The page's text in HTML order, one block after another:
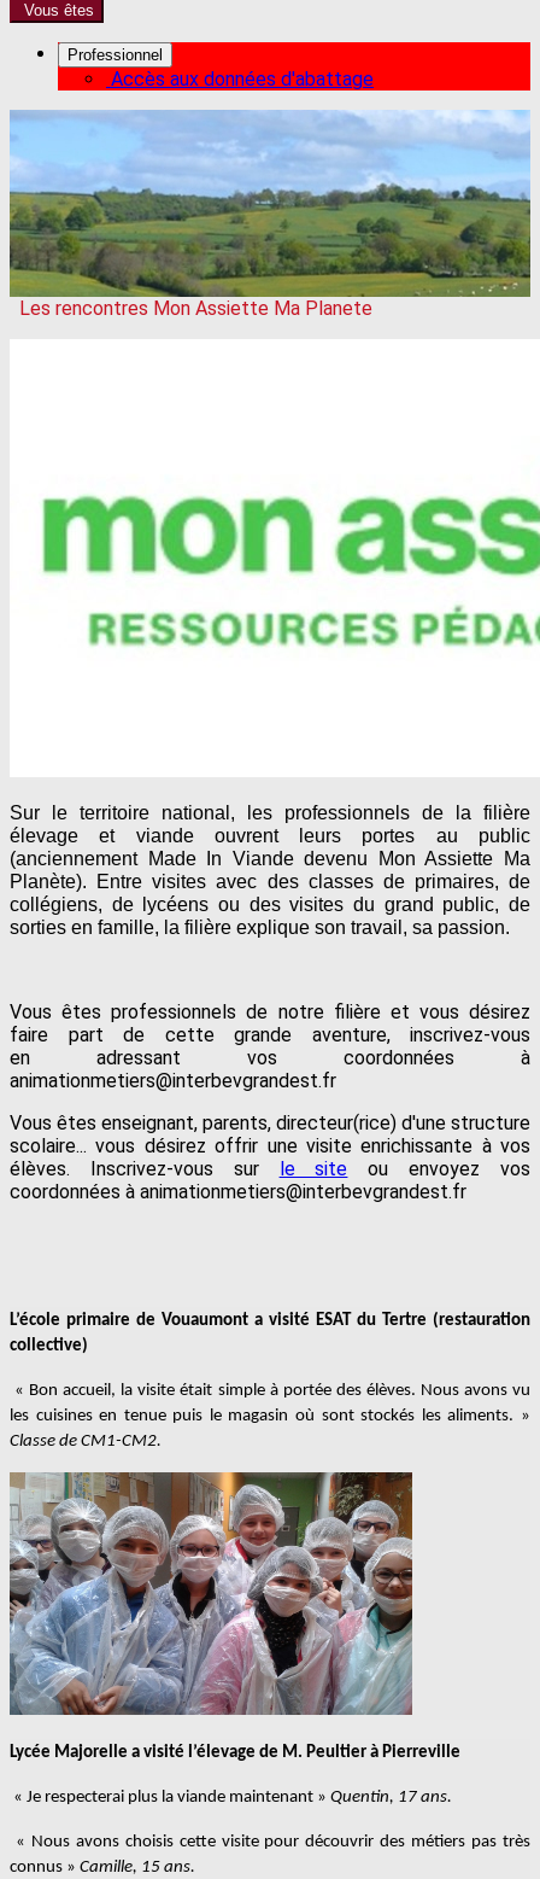
Vous êtes
Professionnel
Accès aux données d'abattage
Les rencontres Mon Assiette Ma Planete
Sur le territoire national, les professionnels de la filière
élevage et viande ouvrent leurs portes au public
(anciennement Made In Viande devenu Mon Assiette Ma
Planète). Entre visites avec des classes de primaires, de
collégiens, de lycéens ou des visites du grand public, de
sorties en famille, la filière explique son travail, sa passion.
Vous êtes professionnels de notre filière et vous désirez
faire part de cette grande aventure, inscrivez-vous
en adressant vos coordonnées à
animationmetiers@interbevgrandest.fr
Vous êtes enseignant, parents, directeur(rice) d'une structure
scolaire... vous désirez offrir une visite enrichissante à vos
élèves. Inscrivez-vous sur
le site ou envoyez vos
coordonnées à animationmetiers@interbevgrandest.fr
L’école primaire de Vouaumont a visité ESAT du Tertre (restauration
collective)
« Bon accueil, la visite était simple à portée des élèves. Nous avons vu
les cuisines en tenue puis le magasin où sont stockés les aliments. »
Classe de CM1-CM2.
Lycée Majorelle a visité l’élevage de M. Peultier à Pierreville
« Je respecterai plus la viande maintenant » Quentin, 17 ans.
« Nous avons choisis cette visite pour découvrir des métiers pas très
connus » Camille, 15 ans.